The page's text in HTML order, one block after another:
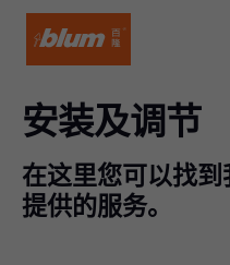
安装及调节
在这里您可以找
提供的服务。